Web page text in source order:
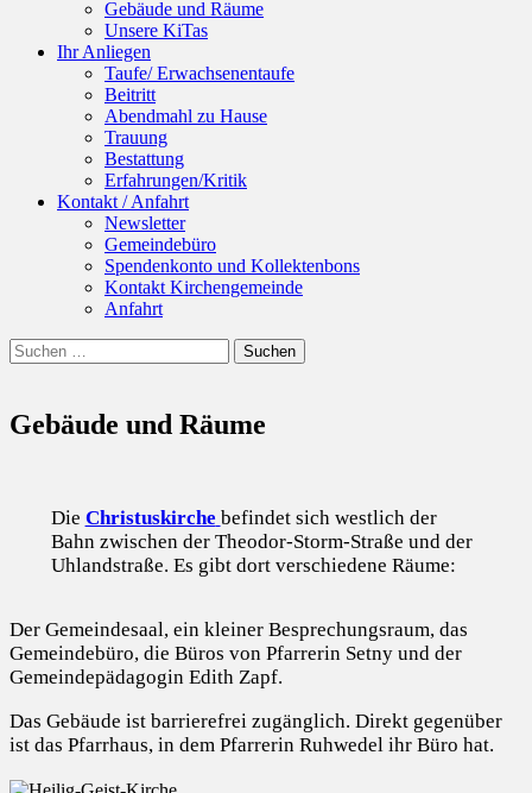
Gebäude und Räume
Unsere KiTas
Ihr Anliegen
Taufe/ Erwachsenentaufe
Beitritt
Abendmahl zu Hause
Trauung
Bestattung
Erfahrungen/Kritik
Kontakt / Anfahrt
Newsletter
Gemeindebüro
Spendenkonto und Kollektenbons
Kontakt Kirchengemeinde
Anfahrt
Suchen
Suchen
nach:
Gebäude und Räume
Die Christuskirche befindet sich westlich der
Bahn zwischen der Theodor-Storm-Straße und der
Uhlandstraße. Es gibt dort verschiedene Räume:
Der Gemeindesaal, ein kleiner Besprechungsraum, das
Gemeindebüro, die Büros von Pfarrerin Setny und der
Gemeindepädagogin Edith Zapf.
Das Gebäude ist barrierefrei zugänglich. Direkt gegenüber
ist das Pfarrhaus, in dem Pfarrerin Ruhwedel ihr Büro hat.